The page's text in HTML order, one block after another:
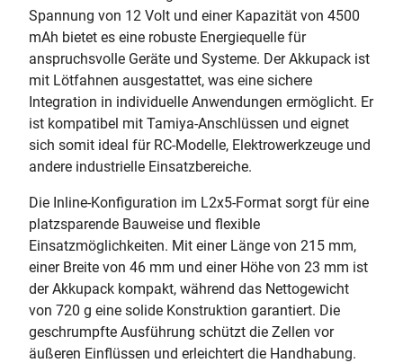
Spannung von 12 Volt und einer Kapazität von 4500
mAh bietet es eine robuste Energiequelle für
anspruchsvolle Geräte und Systeme. Der Akkupack ist
mit Lötfahnen ausgestattet, was eine sichere
Integration in individuelle Anwendungen ermöglicht. Er
ist kompatibel mit Tamiya-Anschlüssen und eignet
sich somit ideal für RC-Modelle, Elektrowerkzeuge und
andere industrielle Einsatzbereiche.
Die Inline-Konfiguration im L2x5-Format sorgt für eine
platzsparende Bauweise und flexible
Einsatzmöglichkeiten. Mit einer Länge von 215 mm,
einer Breite von 46 mm und einer Höhe von 23 mm ist
der Akkupack kompakt, während das Nettogewicht
von 720 g eine solide Konstruktion garantiert. Die
geschrumpfte Ausführung schützt die Zellen vor
äußeren Einflüssen und erleichtert die Handhabung.